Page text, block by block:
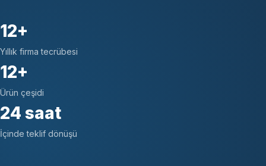
12+
Yıllık firma tecrübesi
12+
Ürün çeşidi
24 saat
İçinde teklif dönüşü